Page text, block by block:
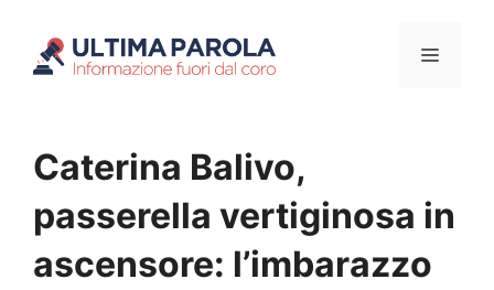
Menu
Caterina Balivo,
passerella vertiginosa in
ascensore: l’imbarazzo